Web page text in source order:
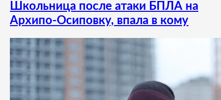
Школьница после атаки БПЛА на
Архипо-Осиповку, впала в кому